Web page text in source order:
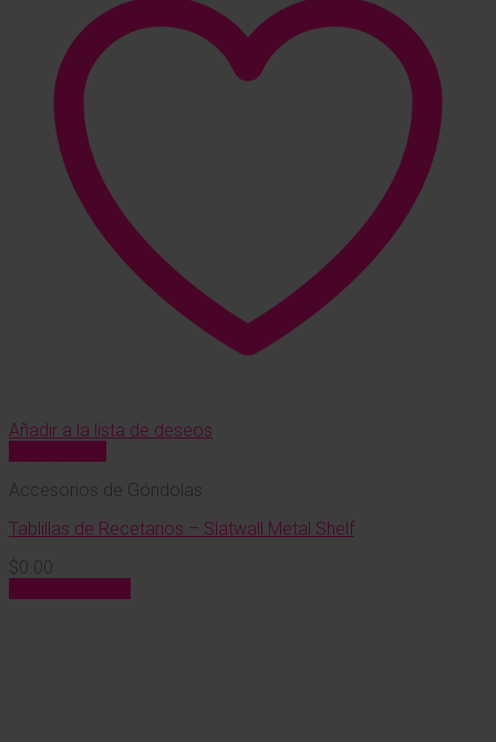
Añadir a la lista de deseos
Accesorios de Góndolas
Tablillas de Recetarios – Slatwall Metal Shelf
$0.00